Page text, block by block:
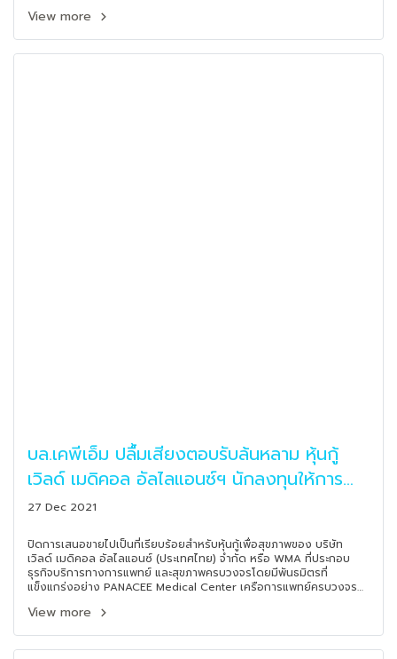
View more
บล.เคพีเอ็ม ปลื้มเสียงตอบรับล้นหลาม หุ้นกู้
เวิลด์ เมดิคอล อัลไลแอนซ์ฯ นักลงทุนให้การ
ตอบรับเป็นอย่างดีส่งท้ายปี 64
27 Dec 2021
ปิดการเสนอขายไปเป็นที่เรียบร้อยสำหรับหุ้นกู้เพื่อสุขภาพของ บริษัท
เวิลด์ เมดิคอล อัลไลแอนซ์ (ประเทศไทย) จำกัด หรือ WMA ที่ประกอบ
ธุรกิจบริการทางการแพทย์ และสุขภาพครบวงจรโดยมีพันธมิตรที่
แข็งแกร่งอย่าง PANACEE Medical Center เครือการแพทย์ครบวงจรที่
รับกระแสตอบรับอย่างดีในช่วงโควิด พร้อมขยายธุรกิจและเครือข่าย
View more